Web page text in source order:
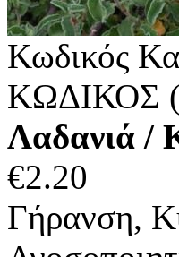
Κωδικός
ΚΩΔΙΚΟΣ
Λαδανιά /
€2.20
Γήρανση,